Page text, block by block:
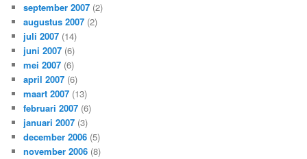
september 2007 (2)
augustus 2007 (2)
juli 2007 (14)
juni 2007 (6)
mei 2007 (6)
april 2007 (6)
maart 2007 (13)
februari 2007 (6)
januari 2007 (3)
december 2006 (5)
november 2006 (8)